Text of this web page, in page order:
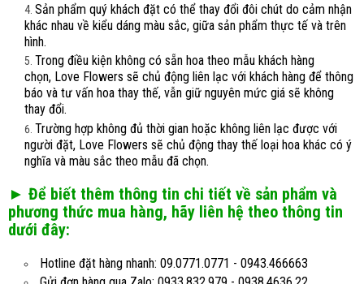
Sản phẩm quý khách đặt có thể thay đổi đôi chút do cảm nhận
khác nhau về kiểu dáng màu sắc, giữa sản phẩm thực tế và trên
hình.
Trong điều kiện không có sẵn hoa theo mẫu khách hàng
chọn, Love Flowers sẽ chủ động liên lạc với khách hàng để thông
báo và tư vấn hoa thay thế, vẫn giữ nguyên mức giá sẽ không
thay đổi.
Trường hợp không đủ thời gian hoặc không liên lạc được với
người đặt, Love Flowers sẽ chủ động thay thế loại hoa khác có ý
nghĩa và màu sắc theo mẫu đã chọn.
► Để biết thêm thông tin chi tiết về sản phẩm và
phương thức mua hàng, hãy liên hệ theo thông tin
dưới đây:
Hotline đặt hàng nhanh: 09.0771.0771 - 0943.466663